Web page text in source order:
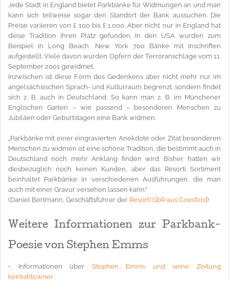
Jede Stadt in England bietet Parkbänke für Widmungen an und man
kann sich teilweise sogar den Standort der Bank aussuchen. Die
Preise variieren von £ 100 bis £ 1.000. Aber nicht nur in England hat
diese Tradition ihren Platz gefunden. In den USA wurden zum
Beispiel in Long Beach, New York 700 Bänke mit Inschriften
aufgestellt. Viele davon wurden Opfern der Terroranschläge vom 11.
September 2001 gewidmet.
Inzwischen ist diese Form des Gedenkens aber nicht mehr nur im
angelsächsischen Sprach- und Kulturraum begrenzt, sondern findet
sich z. B. auch in Deutschland. So kann man z. B. im Münchener
Englischen Garten – wie passend – besonderen Menschen zu
Jubiläen oder Geburtstagen eine Bank widmen.
„Parkbänke mit einer eingravierten Anekdote oder Zitat besonderen
Menschen zu widmen ist eine schöne Tradition, die bestimmt auch in
Deutschland noch mehr Anklang finden wird. Bisher hatten wir
diesbezüglich noch keinen Kunden, aber das Resorti Sortiment
beinhaltet Parkbänke in verschiedenen Ausführungen, die man
auch mit einer Gravur versehen lassen kann.“
(Daniel Bertmann, Geschäftsführer der Resorti GbR aus Coesfeld)
Weitere Informationen zur Parkbank-
Poesie von Stephen Emms
• Informationen über Stephen Emms und seine Zeitung
kentishtowner